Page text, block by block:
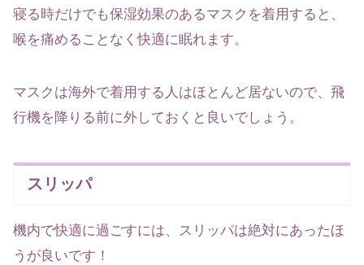
寝る時だけでも保湿効果のあるマスクを着用すると、
喉を痛めることなく快適に眠れます。
マスクは海外で着用する人はほとんど居ないので、飛
行機を降りる前に外しておくと良いでしょう。
スリッパ
機内で快適に過ごすには、スリッパは絶対にあったほ
うが良いです！